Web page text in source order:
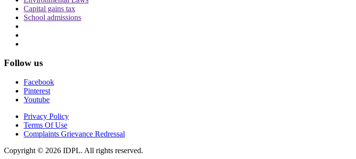
Capital gains tax
School admissions
Follow us
Facebook
Pinterest
Youtube
Privacy Policy
Terms Of Use
Complaints Grievance Redressal
Copyright © 2026 IDPL. All rights reserved.